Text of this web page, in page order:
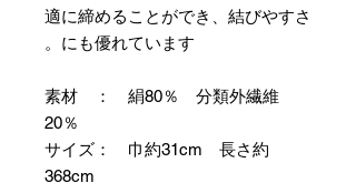
適に締めることができ、結びやすさ
にも優れています。
素材 ： 絹80％ 分類外繊維
20％
サイズ： 巾約31cm 長さ約
368cm